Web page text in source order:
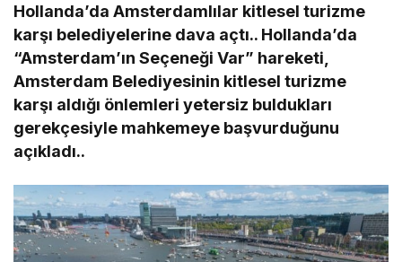
Hollanda’da Amsterdamlılar kitlesel turizme
karşı belediyelerine dava açtı.. Hollanda’da
“Amsterdam’ın Seçeneği Var” hareketi,
Amsterdam Belediyesinin kitlesel turizme
karşı aldığı önlemleri yetersiz buldukları
gerekçesiyle mahkemeye başvurduğunu
açıkladı..